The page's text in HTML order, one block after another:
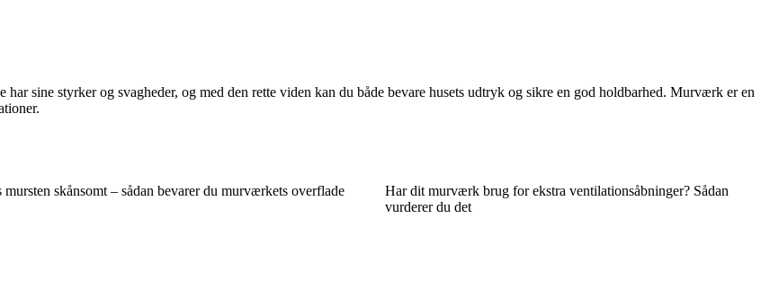
sine styrker og svagheder, og med den rette viden kan du både bevare husets udtryk og sikre en god holdbarhed. Murværk er en
mursten skånsomt – sådan bevarer du murværkets overflade
Har dit murværk brug for ekstra ventilationsåbninger? Sådan
vurderer du det